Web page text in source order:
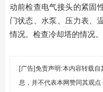
动前检查电气接头的紧固
门状态、水泵、压力表、
情况。检查冷却塔的情况。
[广告]免责声明:本内容转载
息，并不代表本网赞同其观